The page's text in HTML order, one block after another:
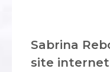
Sabrina
site